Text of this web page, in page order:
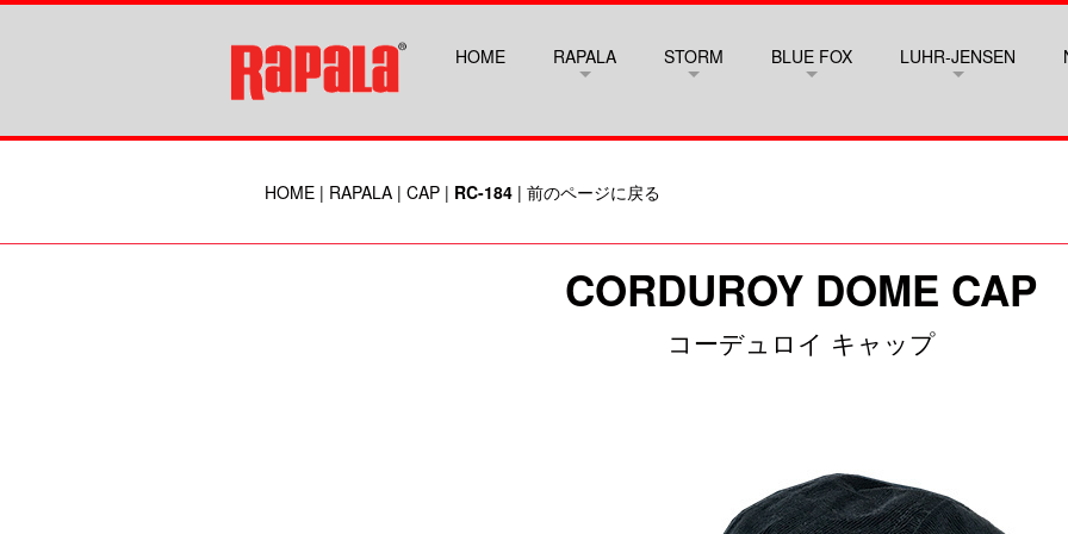
HOME RAPALA STORM BLUE FOX LUHR-JENSEN
HOME | RAPALA | CAP | RC-184 | 前のページに戻る
CORDUROY DOME CAP
コーデュロイ キャップ